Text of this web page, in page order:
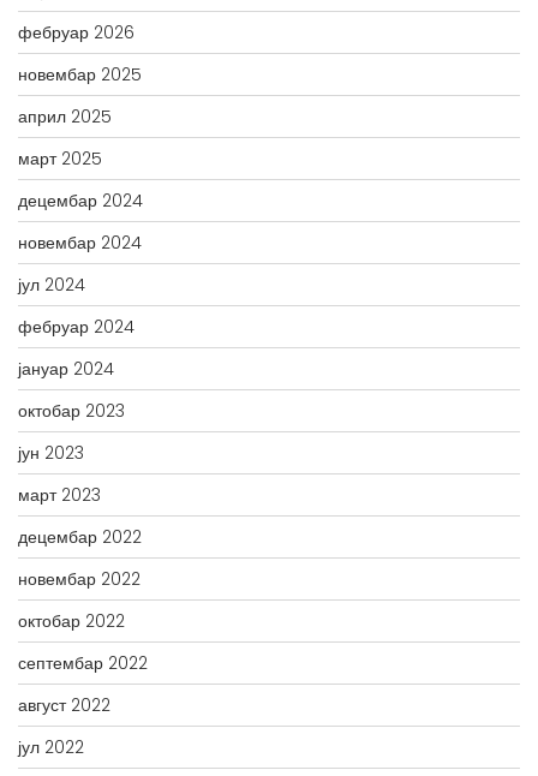
фебруар 2026
новембар 2025
април 2025
март 2025
децембар 2024
новембар 2024
јул 2024
фебруар 2024
јануар 2024
октобар 2023
јун 2023
март 2023
децембар 2022
новембар 2022
октобар 2022
септембар 2022
август 2022
јул 2022